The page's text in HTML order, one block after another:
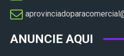
ANUNCIE AQUI